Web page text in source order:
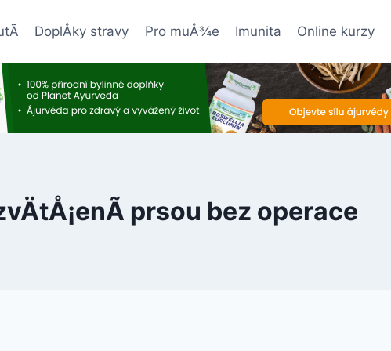
DoplÅky stravy Pro muÅ¾e Imunita Online kurzy
prsou bez operace